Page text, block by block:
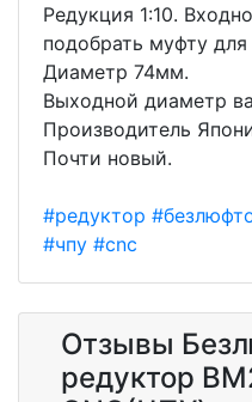
Редукция 1:10.
подобрать муфту
Диаметр 74мм.
Выходной диаметр
Производитель
Почти новый.
#редуктор
#чпу #cnc
Отзывы
редуктор